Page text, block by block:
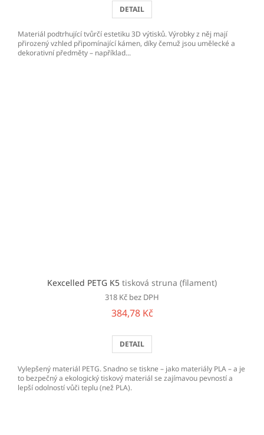
DETAIL
Materiál podtrhující tvůrčí estetiku 3D výtisků. Výrobky z něj mají
přirozený vzhled připomínající kámen, díky čemuž jsou umělecké a
dekorativní předměty – například...
Kexcelled PETG K5 tisková struna (filament)
318 Kč bez DPH
384,78 Kč
DETAIL
Vylepšený materiál PETG. Snadno se tiskne – jako materiály PLA – a je
to bezpečný a ekologický tiskový materiál se zajímavou pevností a
lepší odolností vůči teplu (než PLA).